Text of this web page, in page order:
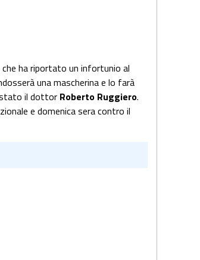
che ha riportato un infortunio al
una mascherina e lo farà
stato il dottor Roberto Ruggiero.
e domenica sera contro il